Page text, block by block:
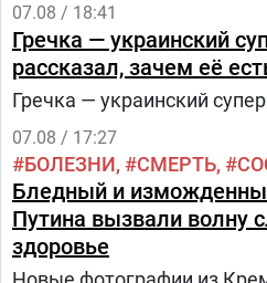
07.08 / 18:41
Гречка — украинский
рассказал, зачем её
Гречка — украинский
07.08 / 17:27
БОЛЕЗНИ СМЕРТЬ
Бледный и
Путина вызвали волну
здоровье